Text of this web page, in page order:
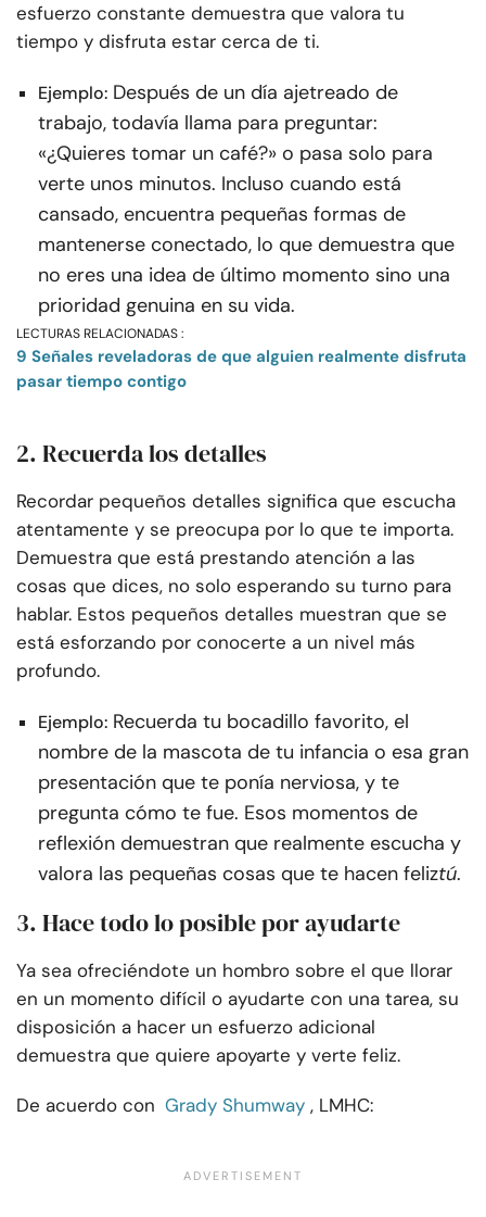
esfuerzo constante demuestra que valora tu
tiempo y disfruta estar cerca de ti.
Ejemplo: Después de un día ajetreado de
trabajo, todavía llama para preguntar:
«¿Quieres tomar un café?» o pasa solo para
verte unos minutos. Incluso cuando está
cansado, encuentra pequeñas formas de
mantenerse conectado, lo que demuestra que
no eres una idea de último momento sino una
prioridad genuina en su vida.
LECTURAS RELACIONADAS :
9 Señales reveladoras de que alguien realmente disfruta
pasar tiempo contigo
2. Recuerda los detalles
Recordar pequeños detalles significa que escucha
atentamente y se preocupa por lo que te importa.
Demuestra que está prestando atención a las
cosas que dices, no solo esperando su turno para
hablar. Estos pequeños detalles muestran que se
está esforzando por conocerte a un nivel más
profundo.
Ejemplo: Recuerda tu bocadillo favorito, el
nombre de la mascota de tu infancia o esa gran
presentación que te ponía nerviosa, y te
pregunta cómo te fue. Esos momentos de
reflexión demuestran que realmente escucha y
valora las pequeñas cosas que te hacen feliztú.
3. Hace todo lo posible por ayudarte
Ya sea ofreciéndote un hombro sobre el que llorar
en un momento difícil o ayudarte con una tarea, su
disposición a hacer un esfuerzo adicional
demuestra que quiere apoyarte y verte feliz.
De acuerdo con Grady Shumway , LMHC: